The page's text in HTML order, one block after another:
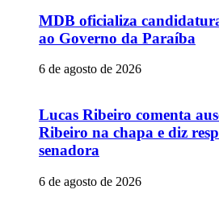
MDB oficializa
ao Governo da Paraíba
6 de agosto de 2026
Lucas Ribeiro comenta
Ribeiro na chapa e diz
senadora
6 de agosto de 2026